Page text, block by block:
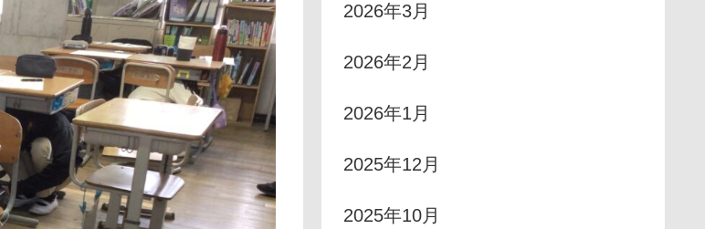
2026年3月
2026年2月
2026年1月
2025年12月
2025年10月